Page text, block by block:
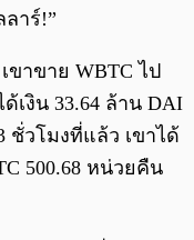
ลาร์!”
าขาย WBTC ไป
เงิน 33.64 ล้าน DAI
ชั่วโมงที่แล้ว เขาได้
500.68 หน่วยคืน